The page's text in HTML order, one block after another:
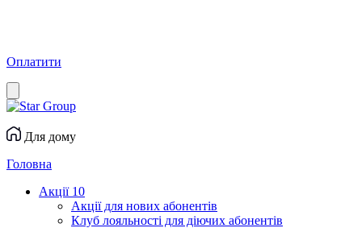
Оплатити
Для дому
Головна
Акції 10
Акції для нових абонентів
Клуб лояльності для діючих абонентів